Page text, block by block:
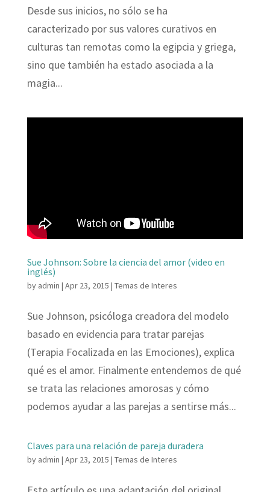
Desde sus inicios, no sólo se ha
caracterizado por sus valores curativos en
culturas tan remotas como la egipcia y griega,
sino que también ha estado asociada a la
magia...
Sue Johnson: Sobre la ciencia del amor (video en
inglés)
by admin | Apr 23, 2015 | Temas de Interes
Sue Johnson, psicóloga creadora del modelo
basado en evidencia para tratar parejas
(Terapia Focalizada en las Emociones), explica
qué es el amor. Finalmente entendemos de qué
se trata las relaciones amorosas y cómo
podemos ayudar a las parejas a sentirse más...
Claves para una relación de pareja duradera
by admin | Apr 23, 2015 | Temas de Interes